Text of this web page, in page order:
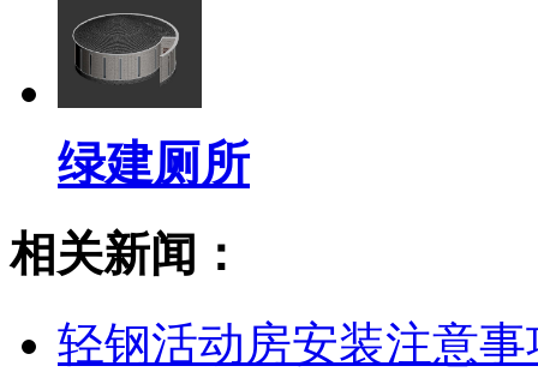
绿建厕所
相关新闻：
轻钢活动房安装注意